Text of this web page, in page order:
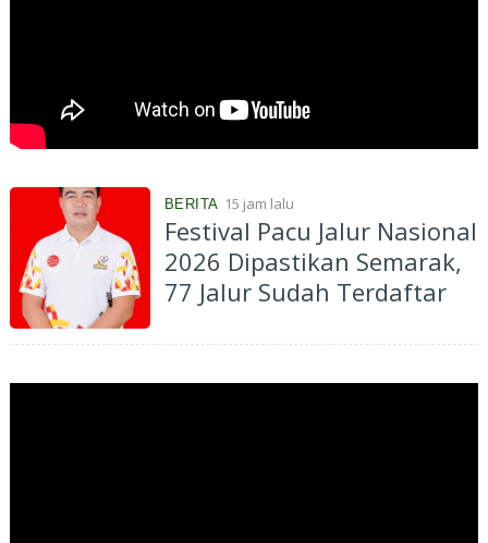
BERITA 15 jam lalu
Festival Pacu Jalur Nasional
2026 Dipastikan Semarak,
77 Jalur Sudah Terdaftar